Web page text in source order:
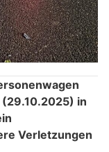
in
Verletzungen